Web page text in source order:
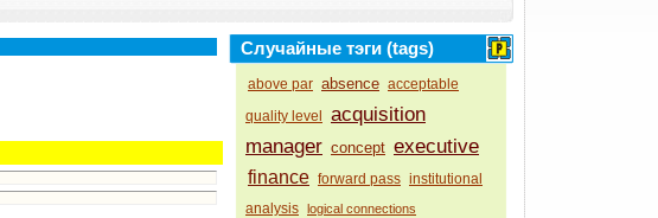
Случайные тэги (tags)
above par absence acceptable
quality level
acquisition
manager concept executive
finance forward pass institutional
analysis logical connections